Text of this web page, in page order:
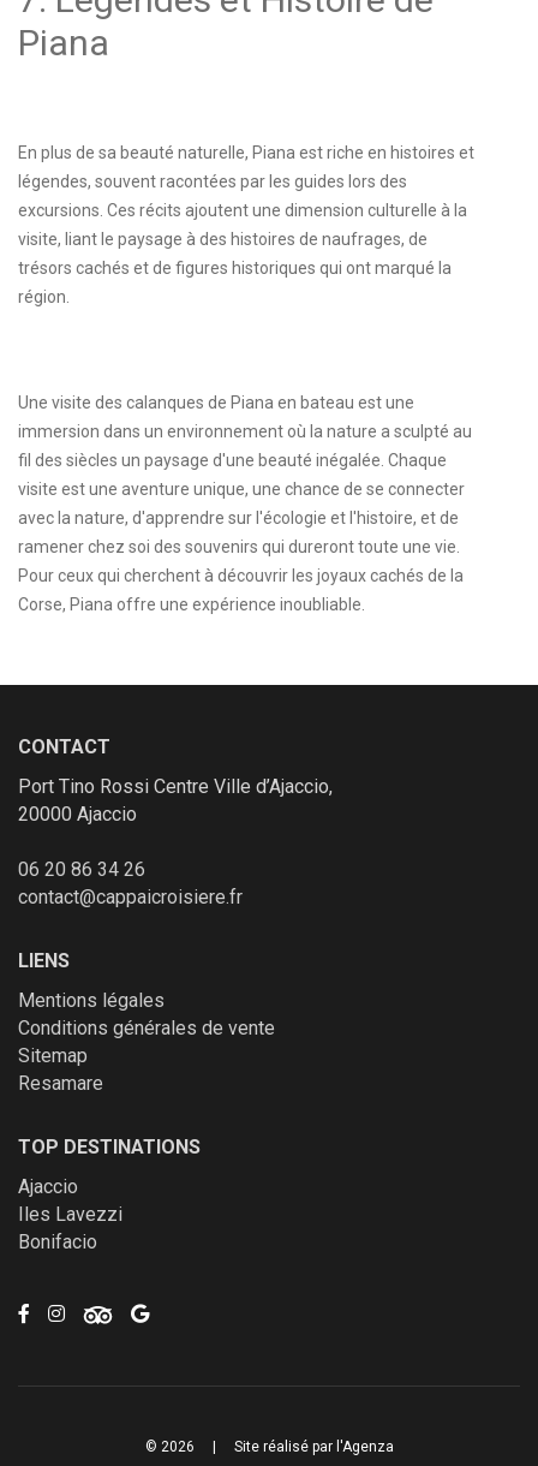
Piana
En plus de sa beauté naturelle, Piana est riche en histoires et
légendes, souvent racontées par les guides lors des
excursions. Ces récits ajoutent une dimension culturelle à la
visite, liant le paysage à des histoires de naufrages, de
trésors cachés et de figures historiques qui ont marqué la
région.
Une visite des calanques de Piana en bateau est une
immersion dans un environnement où la nature a sculpté au
fil des siècles un paysage d'une beauté inégalée. Chaque
visite est une aventure unique, une chance de se connecter
avec la nature, d'apprendre sur l'écologie et l'histoire, et de
ramener chez soi des souvenirs qui dureront toute une vie.
Pour ceux qui cherchent à découvrir les joyaux cachés de la
Corse, Piana offre une expérience inoubliable.
CONTACT
Port Tino Rossi Centre Ville d’Ajaccio,
20000 Ajaccio
06 20 86 34 26
contact@cappaicroisiere.fr
LIENS
Mentions légales
Conditions générales de vente
Sitemap
Resamare
TOP DESTINATIONS
Ajaccio
Iles Lavezzi
Bonifacio
© 2026 | Site réalisé par l'Agenza